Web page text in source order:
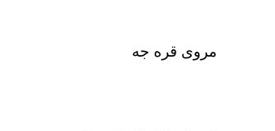
مروى قره جه